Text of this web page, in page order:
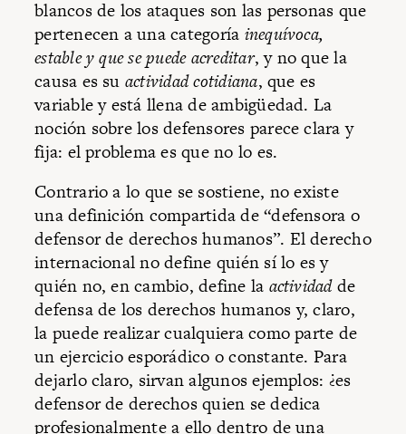
blancos de los ataques son las personas que
pertenecen a una categoría inequívoca,
estable y que se puede acreditar, y no que la
causa es su actividad cotidiana, que es
variable y está llena de ambigüedad. La
noción sobre los defensores parece clara y
fija: el problema es que no lo es.
Contrario a lo que se sostiene, no existe
una definición compartida de “defensora o
defensor de derechos humanos”. El derecho
internacional no define quién sí lo es y
quién no, en cambio, define la actividadde
defensa de los derechos humanos y, claro,
la puede realizar cualquiera como parte de
un ejercicio esporádico o constante. Para
dejarlo claro, sirvan algunos ejemplos: ¿es
defensor de derechos quien se dedica
profesionalmente a ello dentro de una